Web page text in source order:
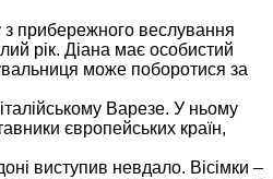
з прибережного веслування
рік. Діана має особистий
може поборотися за
Варезе. У ньому
європейських країн,
виступив невдало. Вісімки –